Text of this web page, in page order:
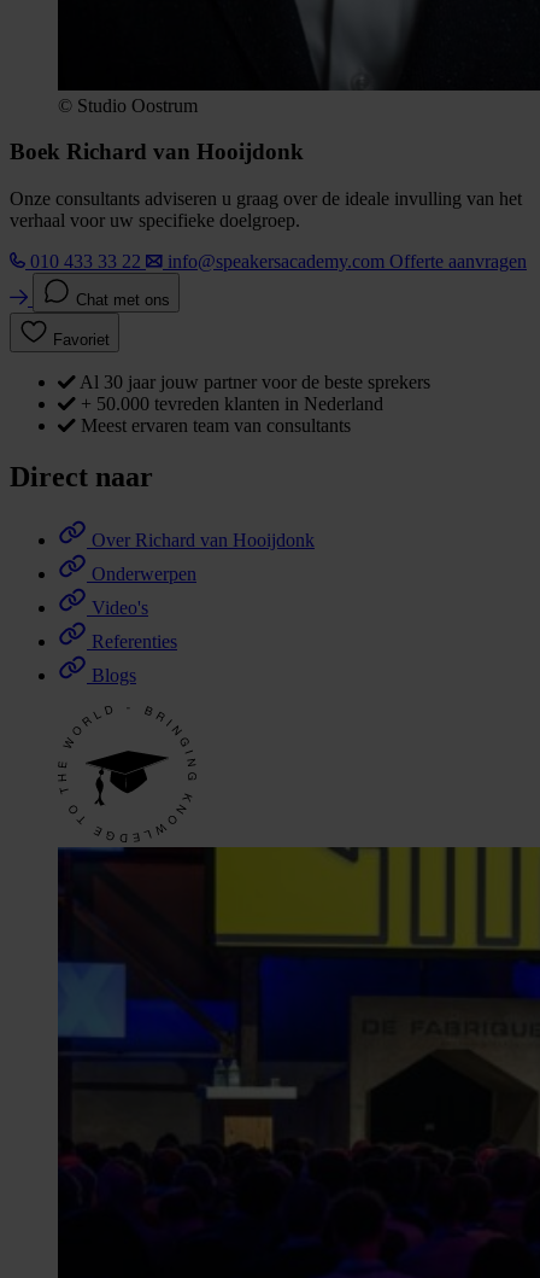
© Studio Oostrum
Boek Richard van Hooijdonk
Onze consultants adviseren u graag over de ideale invulling van het
verhaal voor uw specifieke doelgroep.
010 433 33 22
info@speakersacademy.com Offerte aanvragen
Chat met ons
Favoriet
Al 30 jaar jouw partner voor de beste sprekers
+ 50.000 tevreden klanten in Nederland
Meest ervaren team van consultants
Direct naar
Over Richard van Hooijdonk
Onderwerpen
Video's
Referenties
Blogs